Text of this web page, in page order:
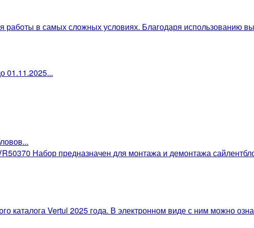
в самых сложных условиях. Благодаря использованию
01.11.2025...
Набор предназначен для монтажа и демонтажа
каталога Vertul 2025 года. В электронном виде с ним можно